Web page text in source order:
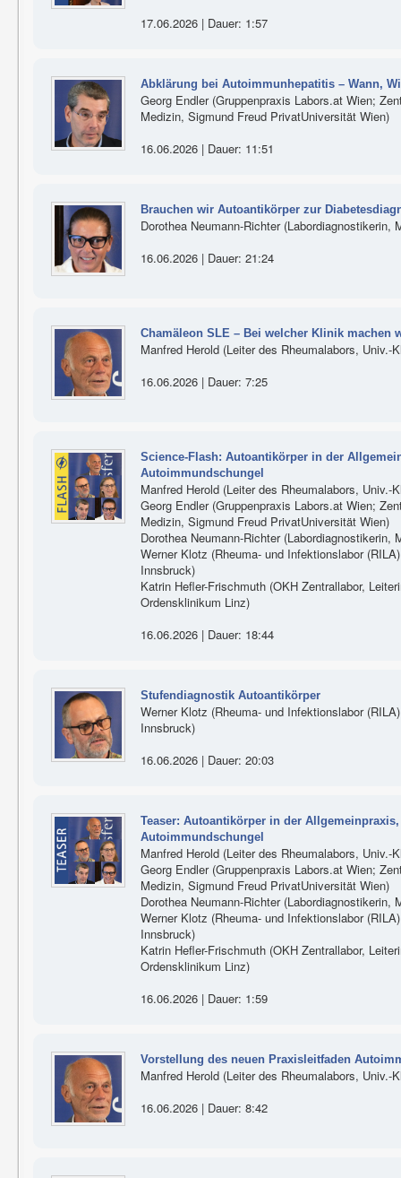
17.06.2026 | Dauer: 1:57
Abklärung bei Autoimmunhepatitis – Wann,
Georg Endler (Gruppenpraxis Labors.at Wien;
Medizin, Sigmund Freud PrivatUniversität Wien)
16.06.2026 | Dauer: 11:51
Brauchen wir Autoantikörper zur
Dorothea Neumann-Richter (Labordiagnostikerin,
16.06.2026 | Dauer: 21:24
Chamäleon SLE – Bei welcher Klinik machen
Manfred Herold (Leiter des Rheumalabors,
16.06.2026 | Dauer: 7:25
Science-Flash: Autoantikörper in der
Autoimmundschungel
Manfred Herold (Leiter des Rheumalabors,
Georg Endler (Gruppenpraxis Labors.at Wien;
Medizin, Sigmund Freud PrivatUniversität Wien)
Dorothea Neumann-Richter (Labordiagnostikerin,
Werner Klotz (Rheuma- und Infektionslabor
Innsbruck)
Katrin Hefler-Frischmuth (OKH Zentrallabor,
Ordensklinikum Linz)
16.06.2026 | Dauer: 18:44
Stufendiagnostik Autoantikörper
Werner Klotz (Rheuma- und Infektionslabor
Innsbruck)
16.06.2026 | Dauer: 20:03
Teaser: Autoantikörper in der
Autoimmundschungel
Manfred Herold (Leiter des Rheumalabors,
Georg Endler (Gruppenpraxis Labors.at Wien;
Medizin, Sigmund Freud PrivatUniversität Wien)
Dorothea Neumann-Richter (Labordiagnostikerin,
Werner Klotz (Rheuma- und Infektionslabor
Innsbruck)
Katrin Hefler-Frischmuth (OKH Zentrallabor,
Ordensklinikum Linz)
16.06.2026 | Dauer: 1:59
Vorstellung des neuen Praxisleitfaden
Manfred Herold (Leiter des Rheumalabors,
16.06.2026 | Dauer: 8:42